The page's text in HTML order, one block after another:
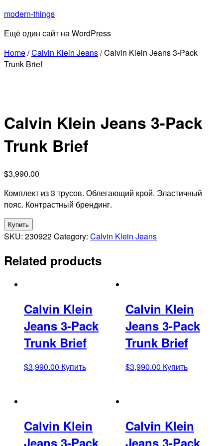
Перейти
содержимому
modern-things
Ещё один сайт на WordPress
Home/Calvin Klein Jeans/ Calvin Klein Jeans 3-Pack
Trunk Brief
Calvin Klein Jeans 3-Pack
Trunk Brief
$3,990.00
Комплект из 3 трусов. Облегающий крой. Эластичный
пояс. Контрастный брендинг.
Купить
SKU: 230922Category: Calvin Klein Jeans
Related products
Calvin Klein
Jeans 3-Pack
Trunk Brief
$3,990.00 Купить
Calvin Klein
Jeans 3-Pack
Trunk Brief
$3,990.00 Купить
Calvin Klein
Calvin Klein